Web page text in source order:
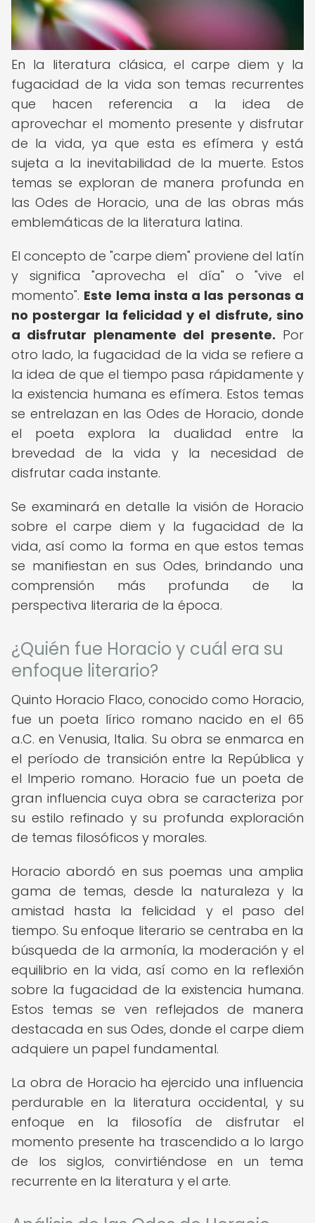
En la literatura clásica, el carpe diem y la
fugacidad de la vida son temas recurrentes
que hacen referencia a la idea de
aprovechar el momento presente y disfrutar
de la vida, ya que esta es efímera y está
sujeta a la inevitabilidad de la muerte. Estos
temas se exploran de manera profunda en
las Odes de Horacio, una de las obras más
emblemáticas de la literatura latina.
El concepto de "carpe diem" proviene del latín
y significa "aprovecha el día" o "vive el
momento". Este lema insta a las personas a
no postergar la felicidad y el disfrute, sino
a disfrutar plenamente del presente. Por
otro lado, la fugacidad de la vida se refiere a
la idea de que el tiempo pasa rápidamente y
la existencia humana es efímera. Estos temas
se entrelazan en las Odes de Horacio, donde
el poeta explora la dualidad entre la
brevedad de la vida y la necesidad de
disfrutar cada instante.
Se examinará en detalle la visión de Horacio
sobre el carpe diem y la fugacidad de la
vida, así como la forma en que estos temas
se manifiestan en sus Odes, brindando una
comprensión más profunda de la
perspectiva literaria de la época.
¿Quién fue Horacio y cuál era su
enfoque literario?
Quinto Horacio Flaco, conocido como Horacio,
fue un poeta lírico romano nacido en el 65
a.C. en Venusia, Italia. Su obra se enmarca en
el período de transición entre la República y
el Imperio romano. Horacio fue un poeta de
gran influencia cuya obra se caracteriza por
su estilo refinado y su profunda exploración
de temas filosóficos y morales.
Horacio abordó en sus poemas una amplia
gama de temas, desde la naturaleza y la
amistad hasta la felicidad y el paso del
tiempo. Su enfoque literario se centraba en la
búsqueda de la armonía, la moderación y el
equilibrio en la vida, así como en la reflexión
sobre la fugacidad de la existencia humana.
Estos temas se ven reflejados de manera
destacada en sus Odes, donde el carpe diem
adquiere un papel fundamental.
La obra de Horacio ha ejercido una influencia
perdurable en la literatura occidental, y su
enfoque en la filosofía de disfrutar el
momento presente ha trascendido a lo largo
de los siglos, convirtiéndose en un tema
recurrente en la literatura y el arte.